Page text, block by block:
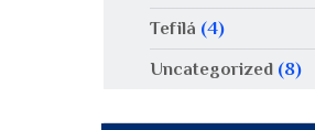
Tefilá (4)
Uncategorized (8)